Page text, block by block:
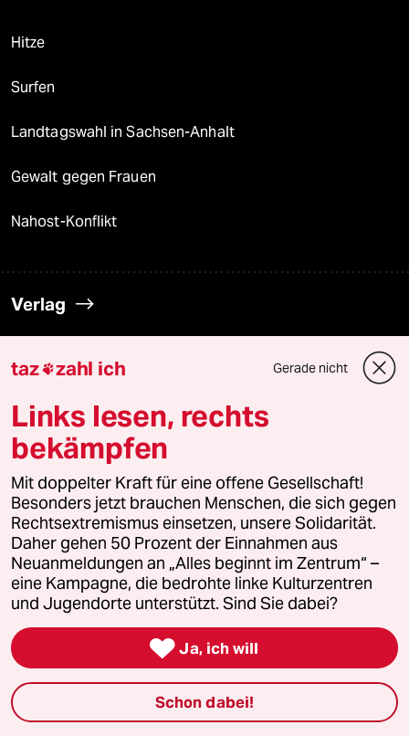
Hitze
Surfen
Landtagswahl in Sachsen-Anhalt
Gewalt gegen Frauen
Nahost-Konflikt
Verlag
Aktuelles
Hausblog
Die Seitenwende
Stellen
Presse
Unterstützen
genossenschaft
taz zahl ich Gerade nicht
Links lesen, rechts
bekämpfen
Mit doppelter Kraft für eine offene Gesellschaft!
Besonders jetzt brauchen Menschen, die sich gegen
Rechtsextremismus einsetzen, unsere Solidarität.
Daher gehen 50 Prozent der Einnahmen aus
Neuanmeldungen an „Alles beginnt im Zentrum“ –
eine Kampagne, die bedrohte linke Kulturzentren
und Jugendorte unterstützt. Sind Sie dabei?
 Ja, ich will
Schon dabei!